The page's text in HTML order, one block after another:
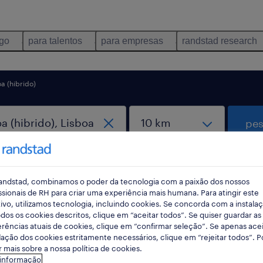
para talentos para empresas randstad research
(hibrido)
em Lisboa (hibrido), Lisboa
combinamos o poder da tecnologia com a paixão dos nossos
de RH para criar uma experiência mais humana. Para atingir este
utilizamos tecnologia, incluindo cookies. Se concorda com a
os cookies descritos, clique em “aceitar todos”. Se quiser guardar as
atuais de cookies, clique em “confirmar seleção”. Se apenas
dos cookies estritamente necessários, clique em “rejeitar todos”.
mais sobre a nossa política de cookies.